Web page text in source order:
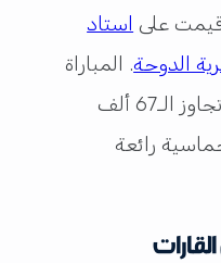
أقيمت على استاد
الدوحة. المباراة
شهدت حضورًا جماهيريًا تجاوز الـ67 ألف
رائعة